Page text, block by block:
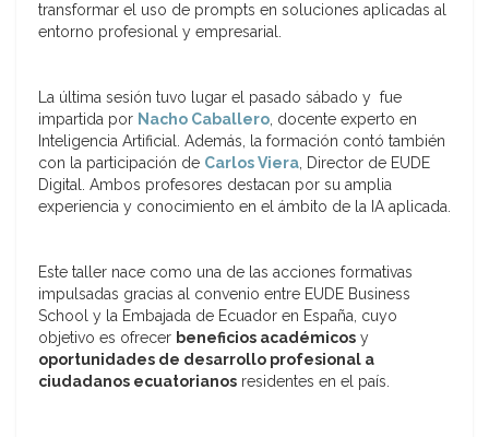
transformar el uso de prompts en soluciones aplicadas al
entorno profesional y empresarial.
La última sesión tuvo lugar el pasado sábado y fue
impartida por Nacho Caballero, docente experto en
Inteligencia Artificial. Además, la formación contó también
con la participación de Carlos Viera, Director de EUDE
Digital. Ambos profesores destacan por su amplia
experiencia y conocimiento en el ámbito de la IA aplicada.
Este taller nace como una de las acciones formativas
impulsadas gracias al convenio entre EUDE Business
School y la Embajada de Ecuador en España, cuyo
objetivo es ofrecer beneficios académicos y
oportunidades de desarrollo profesional a
ciudadanos ecuatorianos residentes en el país.